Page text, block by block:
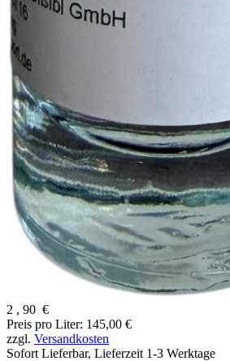
2 , 90 €
Preis pro Liter: 145,00 €
zzgl. Versandkosten
Sofort Lieferbar, Lieferzeit 1-3 Werktage